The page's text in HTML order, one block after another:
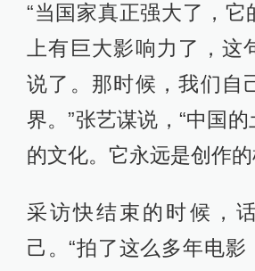
“当国家真正强大了，它
上有巨大影响力了，这
说了。那时候，我们自
界。”张艺谋说，“中国
的文化。它永远是创作的
采访快结束的时候，
己。“拍了这么多年电影